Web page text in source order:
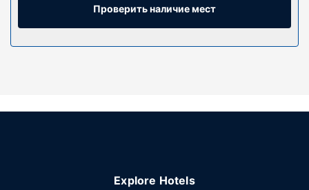
детская кроватка (бесплатно).
Особенности объекта
Гостям предоставляются такие услуги и удобства как
Проверить наличие мест
Explore Hotels